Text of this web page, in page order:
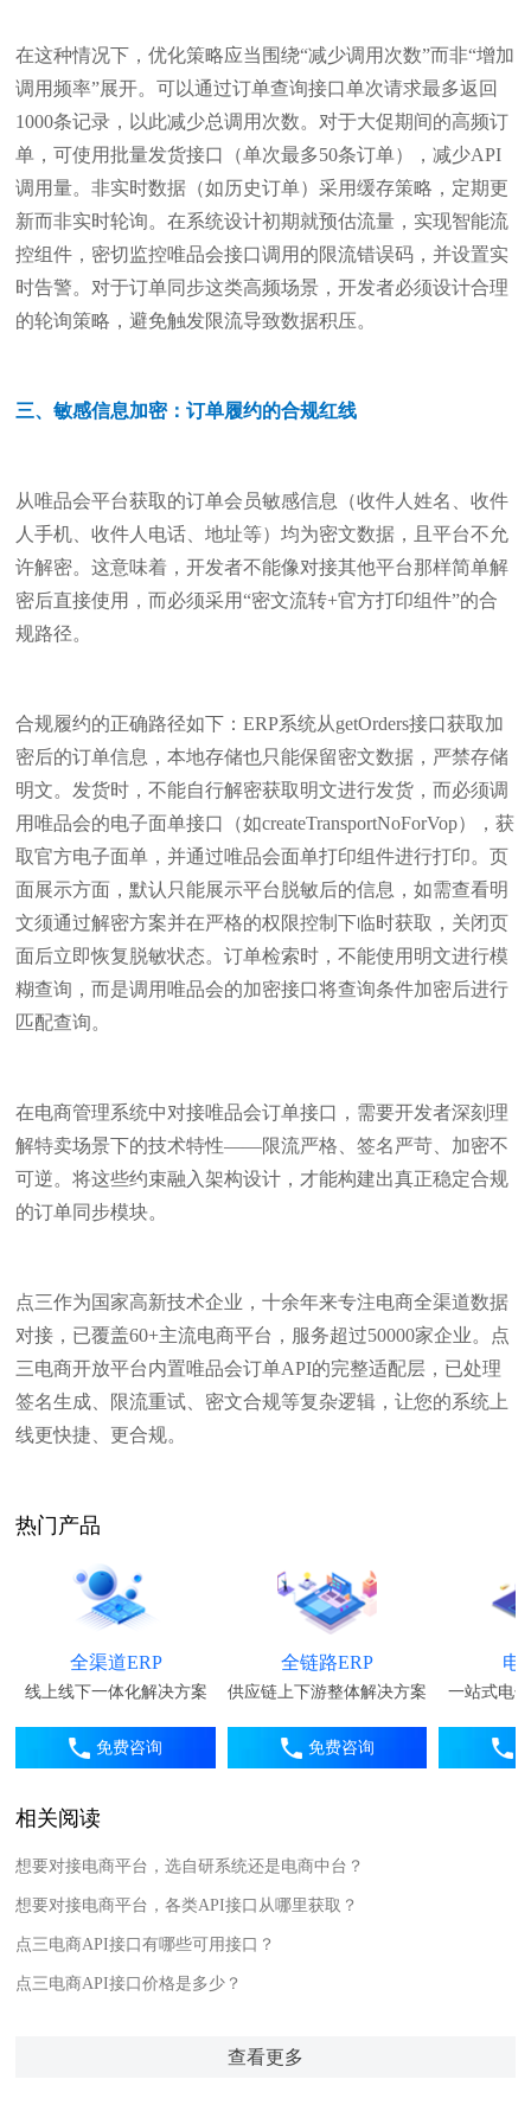
在这种情况下，优化策略应当围绕“减少调用次数”而非“增加
调用频率”展开。可以通过订单查询接口单次请求最多返回
1000条记录，以此减少总调用次数。对于大促期间的高频订
单，可使用批量发货接口（单次最多50条订单），减少API
调用量。非实时数据（如历史订单）采用缓存策略，定期更
新而非实时轮询。在系统设计初期就预估流量，实现智能流
控组件，密切监控唯品会接口调用的限流错误码，并设置实
时告警。对于订单同步这类高频场景，开发者必须设计合理
的轮询策略，避免触发限流导致数据积压。
三、敏感信息加密：订单履约的合规红线
从唯品会平台获取的订单会员敏感信息（收件人姓名、收件
人手机、收件人电话、地址等）均为密文数据，且平台不允
许解密。这意味着，开发者不能像对接其他平台那样简单解
密后直接使用，而必须采用“密文流转+官方打印组件”的合
规路径。
合规履约的正确路径如下：ERP系统从getOrders接口获取加
密后的订单信息，本地存储也只能保留密文数据，严禁存储
明文。发货时，不能自行解密获取明文进行发货，而必须调
用唯品会的电子面单接口（如createTransportNoForVop），获
取官方电子面单，并通过唯品会面单打印组件进行打印。页
面展示方面，默认只能展示平台脱敏后的信息，如需查看明
文须通过解密方案并在严格的权限控制下临时获取，关闭页
面后立即恢复脱敏状态。订单检索时，不能使用明文进行模
糊查询，而是调用唯品会的加密接口将查询条件加密后进行
匹配查询。
在电商管理系统中对接唯品会订单接口，需要开发者深刻理
解特卖场景下的技术特性——限流严格、签名严苛、加密不
可逆。将这些约束融入架构设计，才能构建出真正稳定合规
的订单同步模块。
点三作为国家高新技术企业，十余年来专注电商全渠道数据
对接，已覆盖60+主流电商平台，服务超过50000家企业。点
三电商开放平台内置唯品会订单API的完整适配层，已处理
签名生成、限流重试、密文合规等复杂逻辑，让您的系统上
线更快捷、更合规。
热门产品
全渠道ERP
线上线下一体化解决方案
免费咨询
全链路ERP
供应链上下游整体解决方案
免费咨询
电
一站式电
相关阅读
想要对接电商平台，选自研系统还是电商中台？
想要对接电商平台，各类API接口从哪里获取？
点三电商API接口有哪些可用接口？
点三电商API接口价格是多少？
查看更多